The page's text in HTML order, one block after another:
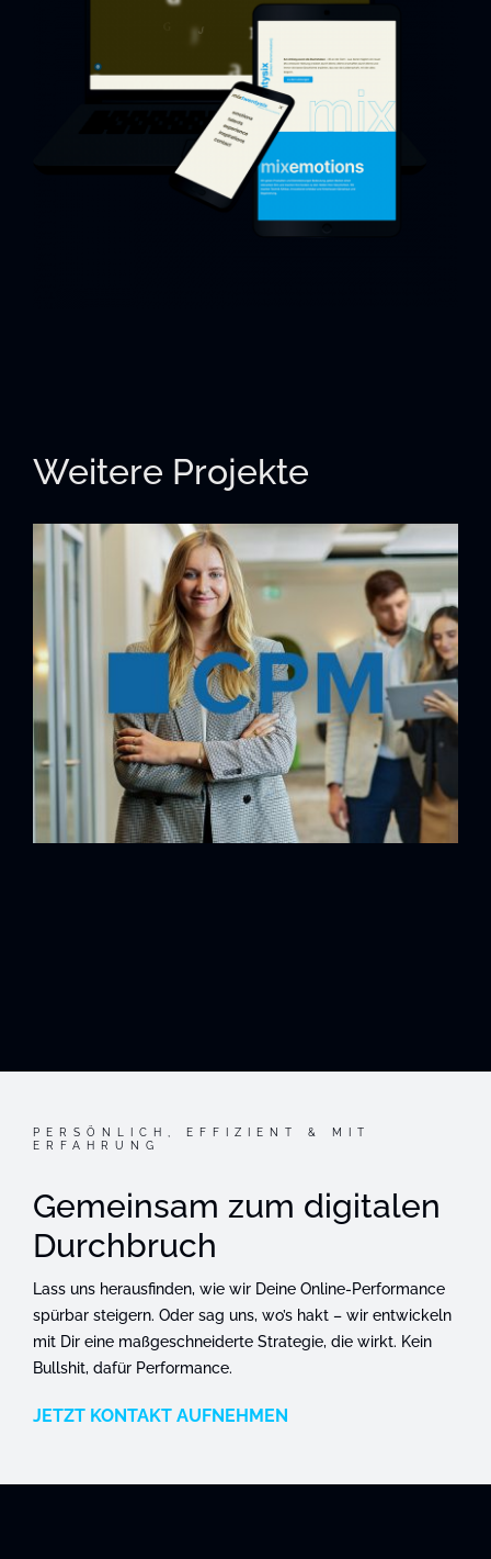
Weitere Projekte
PERSÖNLICH, EFFIZIENT & MIT
ERFAHRUNG
Gemeinsam zum digitalen
Durchbruch
Lass uns herausfinden, wie wir Deine Online-Performance
spürbar steigern. Oder sag uns, wo’s hakt – wir entwickeln
mit Dir eine maßgeschneiderte Strategie, die wirkt. Kein
Bullshit, dafür Performance.
JETZT KONTAKT AUFNEHMEN